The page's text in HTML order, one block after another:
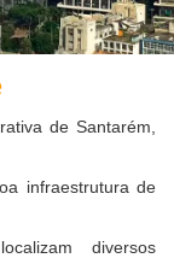
de Santarém,
infraestrutura de
diversos